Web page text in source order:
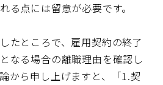
る点には留意が必要です。
たところで、雇用契約の終了
なる場合の離職理由を確認し
から申し上げますと、「1.契